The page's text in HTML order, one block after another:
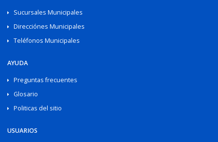
Sucursales Municipales
Direcciónes Municipales
Teléfonos Municipales
AYUDA
Preguntas frecuentes
Glosario
Politicas del sitio
USUARIOS